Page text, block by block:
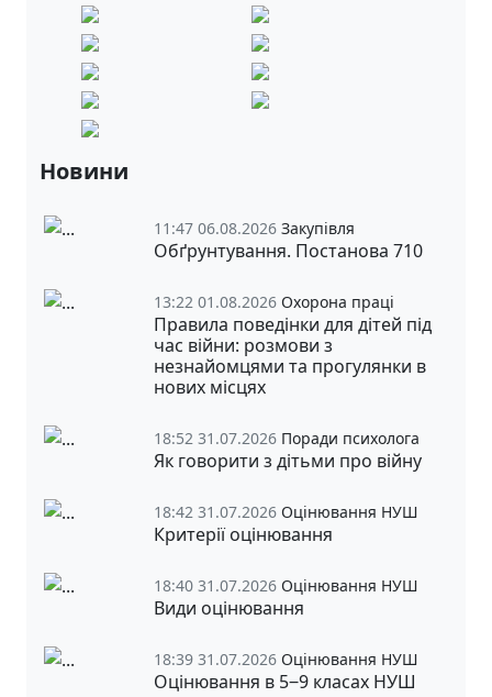
Новини
11:47 06.08.2026 Закупівля
Обґрунтування. Постанова 710
13:22 01.08.2026 Охорона праці
Правила поведінки для дітей під
час війни: розмови з
незнайомцями та прогулянки в
нових місцях
18:52 31.07.2026 Поради психолога
Як говорити з дітьми про війну
18:42 31.07.2026 Оцінювання НУШ
Критерії оцінювання
18:40 31.07.2026 Оцінювання НУШ
Види оцінювання
18:39 31.07.2026 Оцінювання НУШ
Оцінювання в 5‒9 класах НУШ